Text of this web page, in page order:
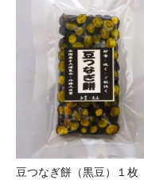
豆つなぎ餅（黒豆）１枚